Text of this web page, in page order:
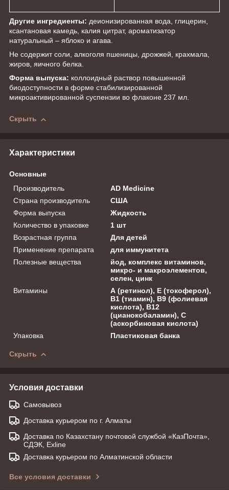
Другие ингредиенты: деионизированная вода, глицерин,
ксантановая камедь, калия цитрат, ароматизатор
натуральный – яблоко и агава.
Не содержит соли, алкоголя пшеницы, дрожжей, крахмала,
жиров, яичного белка.
Форма выпуска: коллоидный раствор повышенной
биодоступности в форме стабилизированной
микроактивированной суспензии во флаконе 237 мл.
Скрыть
Характеристики
Основные
Производитель
AD Medicine
Страна производитель
США
Форма выпуска
Жидкость
Количество в упаковке
1 шт
Возрастная группа
Для детей
Применение препарата
для иммунитета
Полезные вещества
йод, комплекс витаминов,
микро- и макроэлементов,
селен, цинк
Витамины
А (ретинол), Е (токоферол),
В1 (тиамин), В9 (фолиевая
кислота), В12
(цианокобаламин), С
(аскорбиновая кислота)
Упаковка
Пластиковая банка
Скрыть
Условия доставки
Самовывоз
Доставка курьером по г. Алматы
Доставка по Казахстану почтовой службой «КазПочта»,
СДЭК, Exline
Доставка курьером по Алматинской области
Все условия доставки